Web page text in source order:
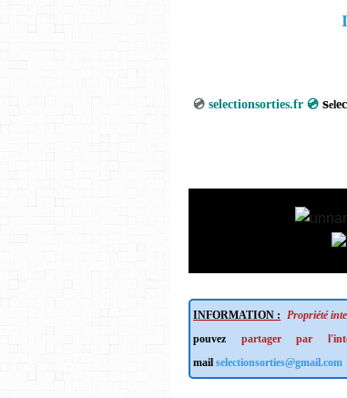
💿
INFORMATION : Propriété
pouvez partager par
mail selectionsorties@gmail.com